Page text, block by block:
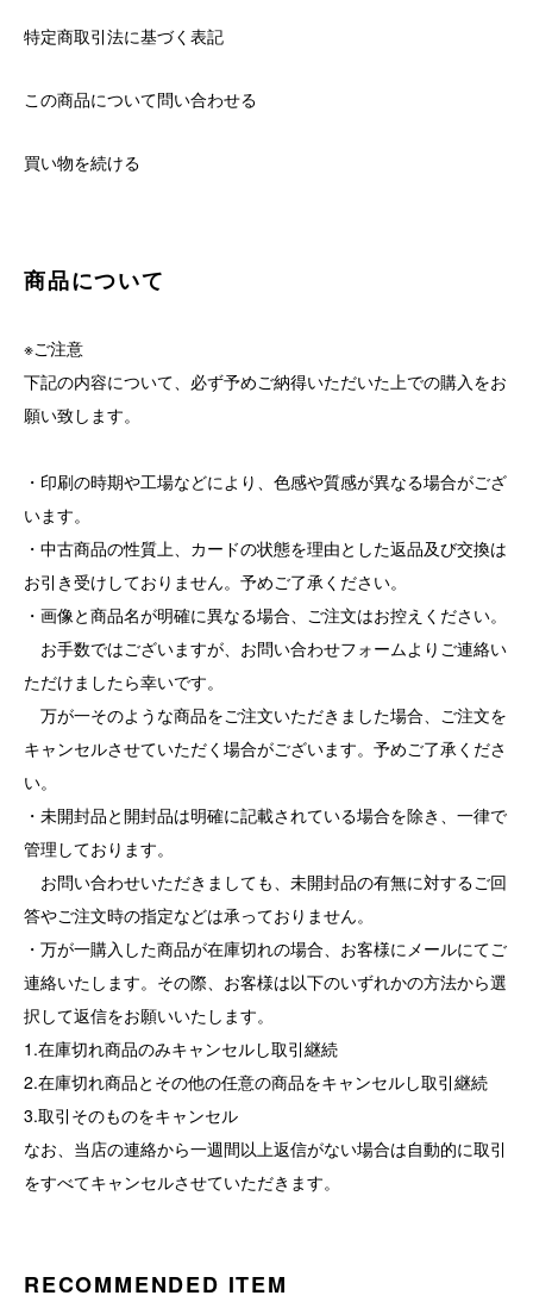
特定商取引法に基づく表記
この商品について問い合わせる
買い物を続ける
商品について
※ご注意
下記の内容について、必ず予めご納得いただいた上での購入をお
願い致します。
・印刷の時期や工場などにより、色感や質感が異なる場合がござ
います。
・中古商品の性質上、カードの状態を理由とした返品及び交換は
お引き受けしておりません。予めご了承ください。
・画像と商品名が明確に異なる場合、ご注文はお控えください。
お手数ではございますが、お問い合わせフォームよりご連絡い
ただけましたら幸いです。
万が一そのような商品をご注文いただきました場合、ご注文を
キャンセルさせていただく場合がございます。予めご了承くださ
い。
・未開封品と開封品は明確に記載されている場合を除き、一律で
管理しております。
お問い合わせいただきましても、未開封品の有無に対するご回
答やご注文時の指定などは承っておりません。
・万が一購入した商品が在庫切れの場合、お客様にメールにてご
連絡いたします。その際、お客様は以下のいずれかの方法から選
択して返信をお願いいたします。
1.在庫切れ商品のみキャンセルし取引継続
2.在庫切れ商品とその他の任意の商品をキャンセルし取引継続
3.取引そのものをキャンセル
なお、当店の連絡から一週間以上返信がない場合は自動的に取引
をすべてキャンセルさせていただきます。
RECOMMENDED ITEM